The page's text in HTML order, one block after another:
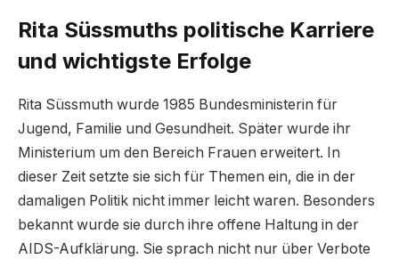
Rita Süssmuths politische Karriere
und wichtigste Erfolge
Rita Süssmuth wurde 1985 Bundesministerin für
Jugend, Familie und Gesundheit. Später wurde ihr
Ministerium um den Bereich Frauen erweitert. In
dieser Zeit setzte sie sich für Themen ein, die in der
damaligen Politik nicht immer leicht waren. Besonders
bekannt wurde sie durch ihre offene Haltung in der
AIDS-Aufklärung. Sie sprach nicht nur über Verbote